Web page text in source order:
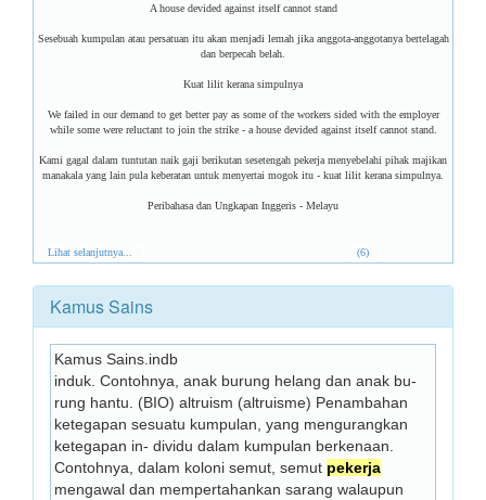
A house devided against itself cannot stand
Sesebuah kumpulan atau persatuan itu akan menjadi lemah jika anggota-anggotanya bertelagah
dan berpecah belah.
Kuat lilit kerana simpulnya
We failed in our demand to get better pay as some of the workers sided with the employer
while some were reluctant to join the strike - a house devided against itself cannot stand.
Kami gagal dalam tuntutan naik gaji berikutan sesetengah pekerja menyebelahi pihak majikan
manakala yang lain pula keberatan untuk menyertai mogok itu - kuat lilit kerana simpulnya.
Peribahasa dan Ungkapan Inggeris - Melayu
Lihat selanjutnya... (6)
Kamus Sains
Kamus Sains.indb
induk. Contohnya, anak burung helang dan anak bu-
rung hantu. (BIO) altruism (altruisme) Penambahan
ketegapan sesuatu kumpulan, yang mengurangkan
ketegapan in- dividu dalam kumpulan berkenaan.
Contohnya, dalam koloni semut, semut pekerja
mengawal dan mempertahankan sarang walaupun